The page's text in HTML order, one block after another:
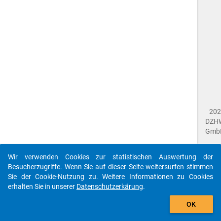
Wir verwenden Cookies zur statistischen Auswertung der
Besucherzugriffe. Wenn Sie auf dieser Seite weitersurfen stimmen
Sie der Cookie-Nutzung zu. Weitere Informationen zu Cookies
erhalten Sie in unserer Datenschutzerkärung.
OK